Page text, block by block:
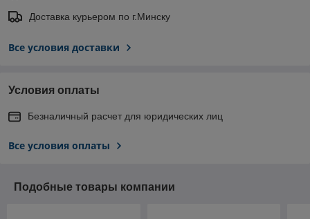
Доставка курьером по г.Минску
Все условия доставки
Условия оплаты
Безналичный расчет для юридических лиц
Все условия оплаты
Подобные товары компании